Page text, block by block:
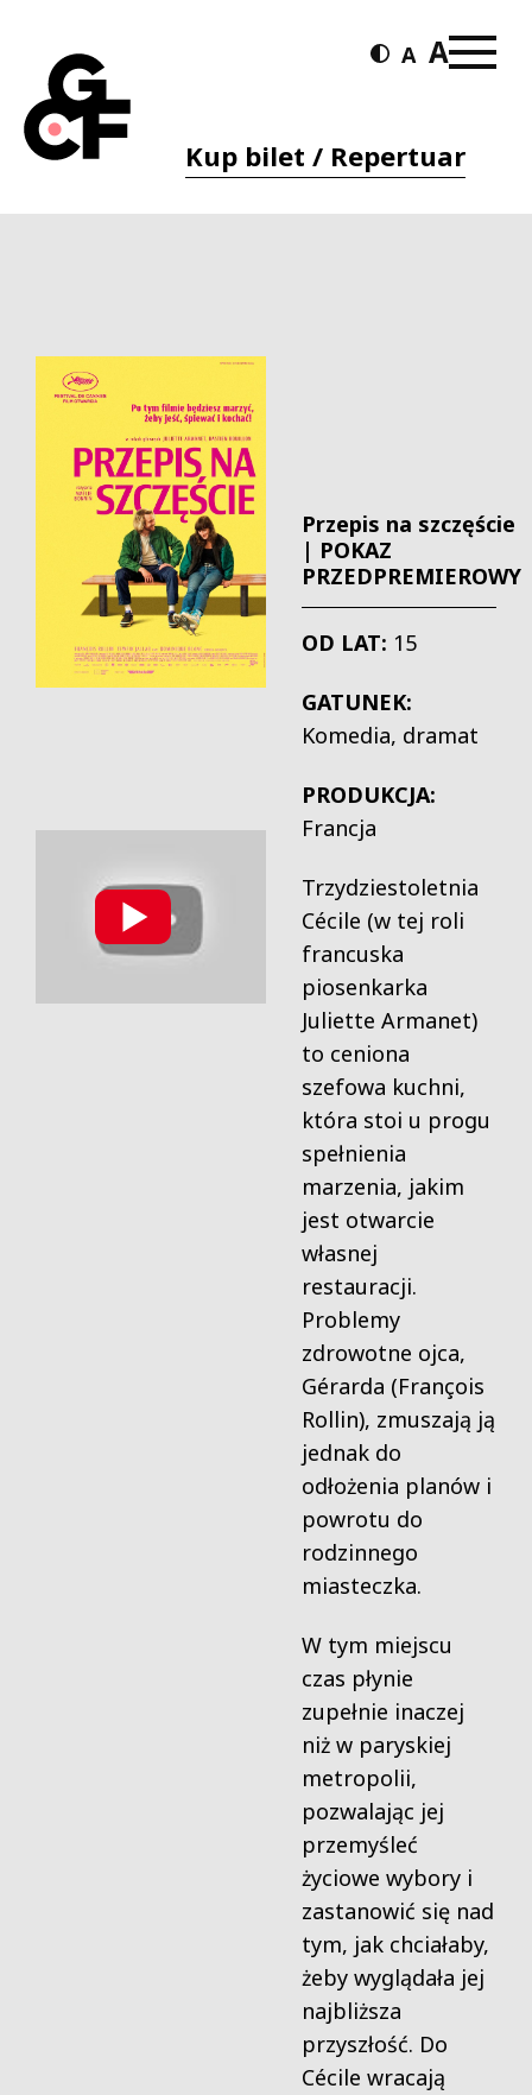
Kup bilet / Repertuar
Przepis na szczęście
| POKAZ
PRZEDPREMIEROWY
OD LAT: 15
GATUNEK:
Komedia, dramat
PRODUKCJA:
Francja
Trzydziestoletnia
Cécile (w tej roli
francuska
piosenkarka
Juliette Armanet)
to ceniona
szefowa kuchni,
która stoi u progu
spełnienia
marzenia, jakim
jest otwarcie
własnej
restauracji.
Problemy
zdrowotne ojca,
Gérarda (François
Rollin), zmuszają ją
jednak do
odłożenia planów i
powrotu do
rodzinnego
miasteczka.
W tym miejscu
czas płynie
zupełnie inaczej
niż w paryskiej
metropolii,
pozwalając jej
przemyśleć
życiowe wybory i
zastanowić się nad
tym, jak chciałaby,
żeby wyglądała jej
najbliższa
przyszłość. Do
Cécile wracają